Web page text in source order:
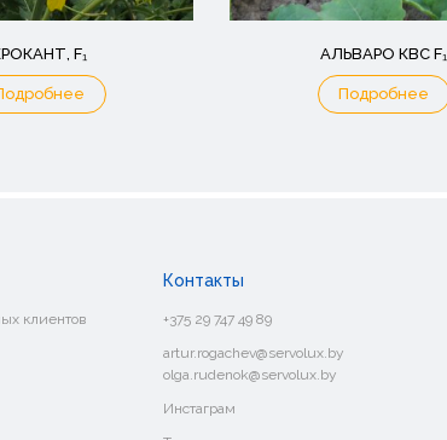
F₁ АЛЬВАРО КВС F₁
Подробнее
клиентов
Контакты
+375 29 747 49 89
artur.rogachev@servolux.by
olga.rudenok@servolux.by
Инстаграм